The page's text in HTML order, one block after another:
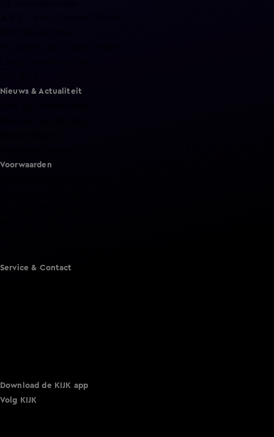
Nieuws & Actualiteit
Voorwaarden
Service & Contact
Download de KIJK app
Volg KIJK